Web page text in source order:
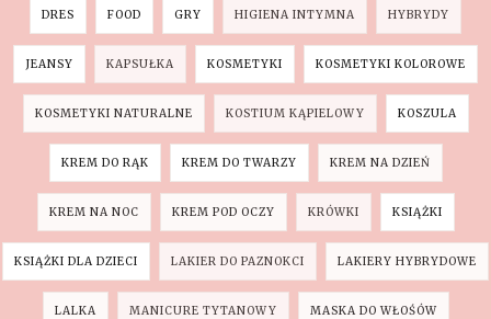
DRES FOOD GRY HIGIENA INTYMNA HYBRYDY
JEANSY KAPSUŁKA KOSMETYKI KOSMETYKI KOLOROWE
KOSMETYKI NATURALNE KOSTIUM KĄPIELOWY KOSZULA
KREM DO RĄK KREM DO TWARZY KREM NA DZIEŃ
KREM NA NOC KREM POD OCZY KRÓWKI KSIĄŻKI
KSIĄŻKI DLA DZIECI LAKIER DO PAZNOKCI LAKIERY HYBRYDOWE
LALKA MANICURE TYTANOWY MASKA DO WŁOŚÓW